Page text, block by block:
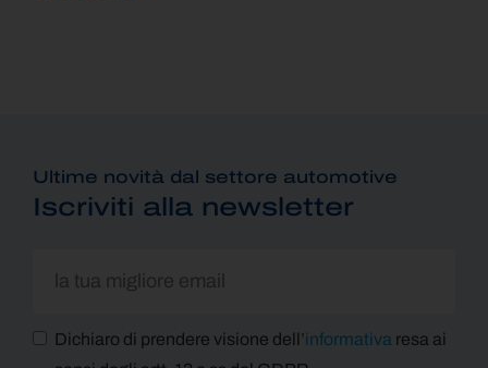
Ultime novità dal settore automotive
Iscriviti alla newsletter
Dichiaro di prendere visione dell’informativa resa ai